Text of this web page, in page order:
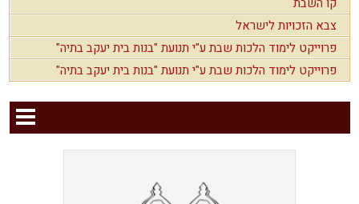
צבא הזכויות לישראל
פרוייקט לימוד הלכות שבת ע"י תנועת "בנות בית יעקב בתיה"
פרוייקט לימוד הלכות שבת ע"י תנועת "בנות בית יעקב בתיה"